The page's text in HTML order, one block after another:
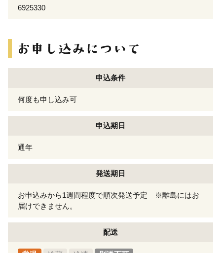
6925330
申込条件
何度も申し込み可
申込期日
通年
発送期日
お申込みから1週間程度で順次発送予定 ※離島にはお
届けできません。
配送